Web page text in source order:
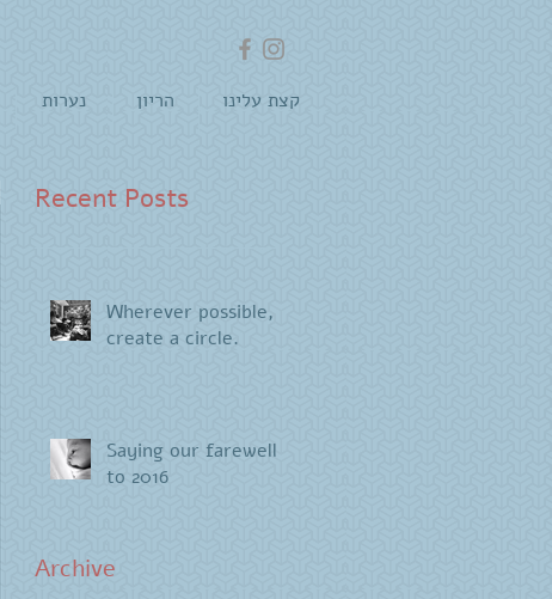
נערות הריון קצת עלינו
Recent Posts
Wherever possible,
create a circle.
Saying our farewells
to 2016
Archive